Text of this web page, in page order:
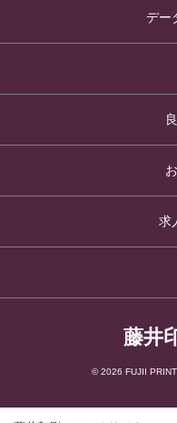
デー
求
藤井
© 2026 FUJII